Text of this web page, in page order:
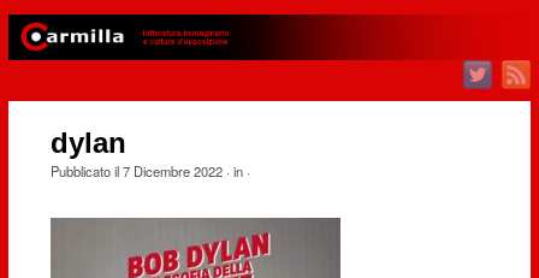
dylan
Pubblicato il7 Dicembre 2022· in ·